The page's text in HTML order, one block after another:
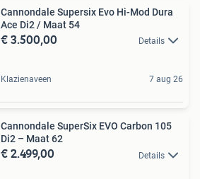
Cannondale Supersix Evo Hi-Mod Dura
Ace Di2 / Maat 54
€ 3.500,00 Details
Klazienaveen 7 aug 26
Cannondale SuperSix EVO Carbon 105
Di2 – Maat 62
€ 2.499,00 Details